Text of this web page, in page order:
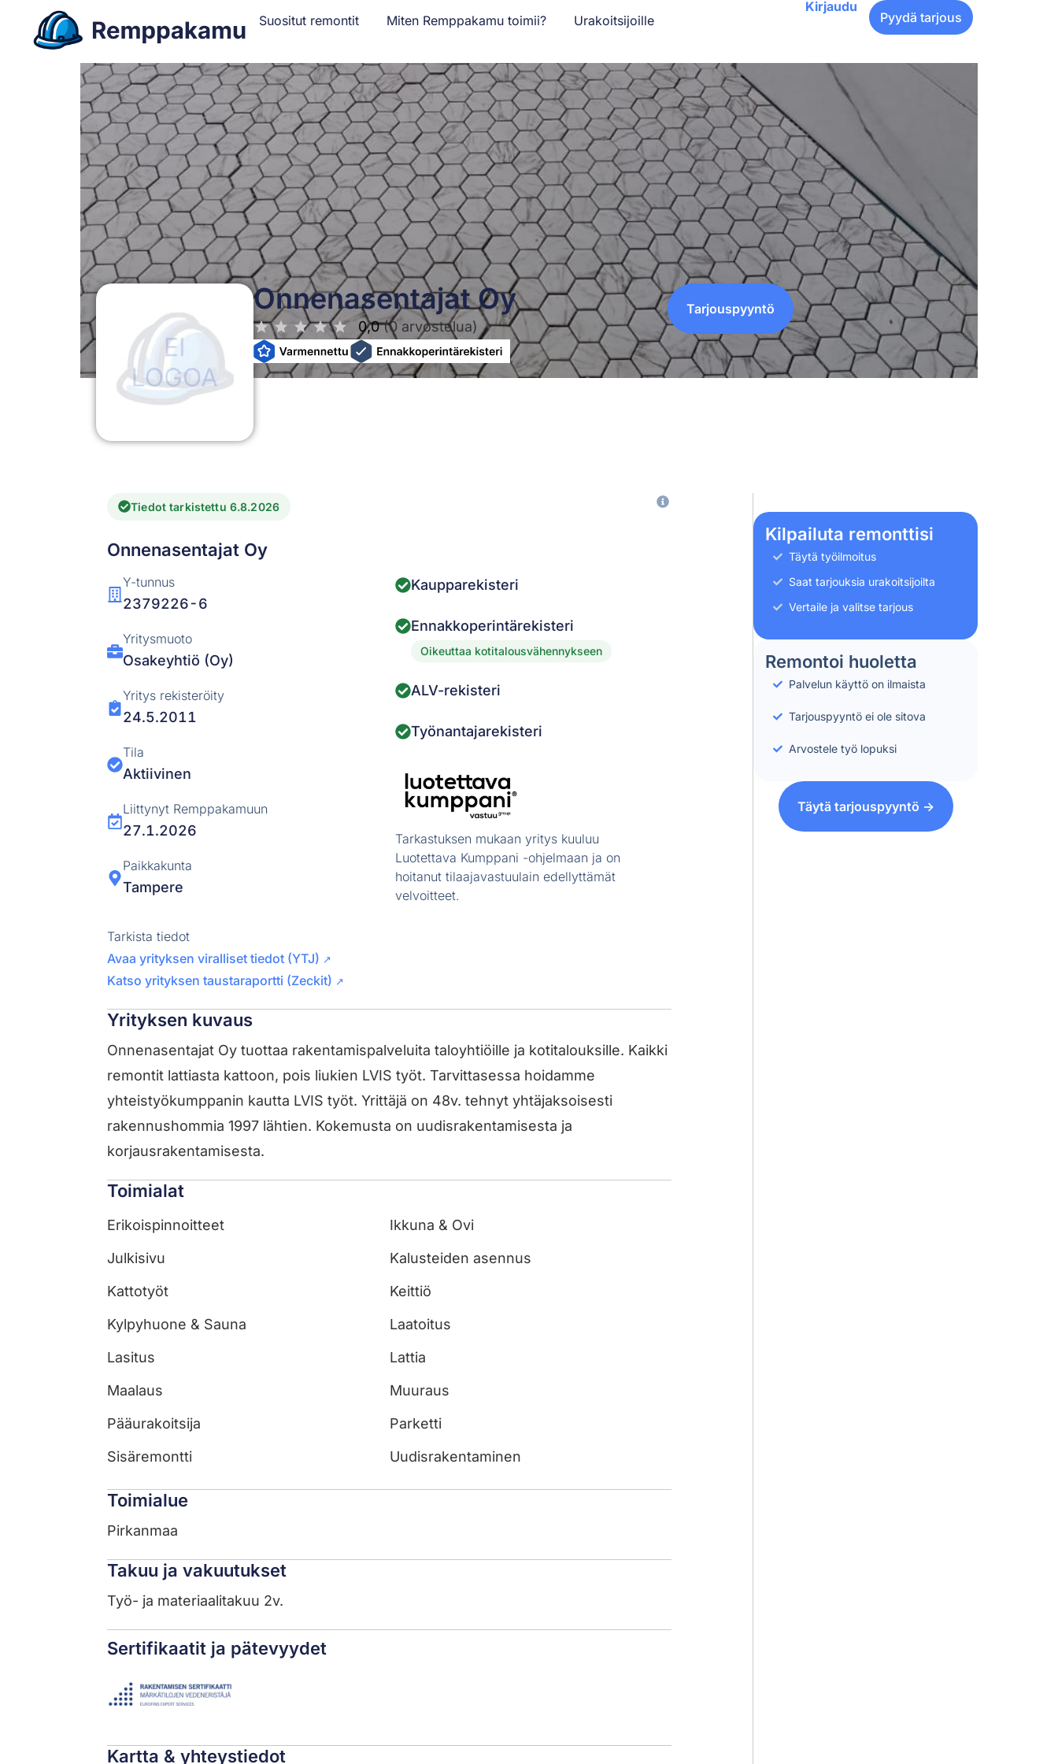
Suositut remontit Miten Remppakamu toimii? Urakoitsijoille
Kirjaudu
Pyydä tarjous
Onnenasentajat Oy
0,0(0 arvostelua)
Tarjouspyyntö
Tiedot tarkistettu 6.8.2026
Onnenasentajat Oy
Y-tunnus
2379226-6
Yritysmuoto
Osakeyhtiö (Oy)
Yritys rekisteröity
24.5.2011
Tila
Aktiivinen
Liittynyt Remppakamuun
27.1.2026
Paikkakunta
Tampere
Kaupparekisteri
Ennakkoperintärekisteri
Oikeuttaa kotitalousvähennykseen
ALV-rekisteri
Työnantajarekisteri
Tarkastuksen mukaan yritys kuuluu
Luotettava Kumppani -ohjelmaan ja on
hoitanut tilaajavastuulain edellyttämät
velvoitteet.
Tarkista tiedot
Avaa yrityksen viralliset tiedot (YTJ) ↗
Katso yrityksen taustaraportti (Zeckit) ↗
Yrityksen kuvaus
Onnenasentajat Oy tuottaa rakentamispalveluita taloyhtiöille ja kotitalouksille. Kaikki
remontit lattiasta kattoon, pois liukien LVIS työt. Tarvittasessa hoidamme
yhteistyökumppanin kautta LVIS työt. Yrittäjä on 48v. tehnyt yhtäjaksoisesti
rakennushommia 1997 lähtien. Kokemusta on uudisrakentamisesta ja
korjausrakentamisesta.
Toimialat
Erikoispinnoitteet
Ikkuna & Ovi
Julkisivu
Kalusteiden asennus
Kattotyöt
Keittiö
Kylpyhuone & Sauna
Laatoitus
Lasitus
Lattia
Maalaus
Muuraus
Pääurakoitsija
Parketti
Sisäremontti
Uudisrakentaminen
Toimialue
Pirkanmaa
Takuu ja vakuutukset
Työ- ja materiaalitakuu 2v.
Sertifikaatit ja pätevyydet
Kartta & yhteystiedot
Kilpailuta remonttisi
Täytä työilmoitus
Saat tarjouksia urakoitsijoilta
Vertaile ja valitse tarjous
Remontoi huoletta
Palvelun käyttö on ilmaista
Tarjouspyyntö ei ole sitova
Arvostele työ lopuksi
Täytä tarjouspyyntö ->